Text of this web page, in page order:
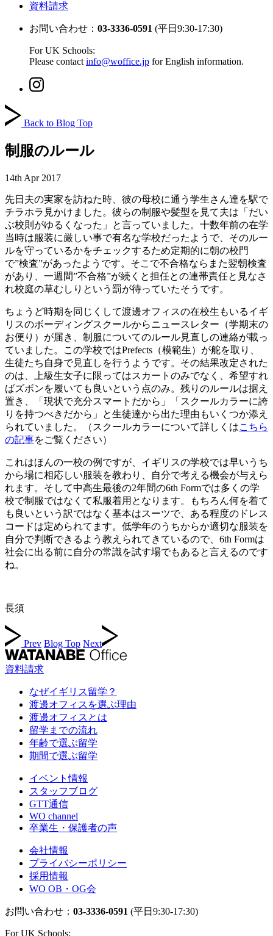
資料請求
お問い合わせ： 03-3336-0591 (平日9:30-17:30)
For UK Schools:
Please contact info@woffice.jp for English information.
Back to Blog Top
制服のルール
14th Apr 2017
先日夫の実家を訪ねた時、彼の母校に通う学生さん達を駅で
チラホラ見かけました。彼らの制服や髪型を見て夫は「だい
ぶ校則がゆるくなった」と言っていました。十数年前の在学
当時は服装に厳しい事で有名な学校だったようで、そのルー
ルを守っているかをチェックするため定期的に朝の校門
で”検査”があったようです。そこで不合格ならまた翌朝検査
があり、一週間”不合格”が続くと担任との連帯責任と見なさ
れ校庭の草むしりという罰が待っていたそうです。
ちょうど時期を同じくして渡邊オフィスの在校生もいるイギ
リスのボーディングスクールからニュースレター（学期末の
お便り）が届き、制服についてのルール見直しの連絡が載っ
ていました。この学校ではPrefects（模範生）が舵を取り、
生徒たち自身で見直しを行うようです。その結果改定された
のは、上級生女子に限ってはスカートのみでなく、希望すれ
ばズボンを履いても良いという点のみ。残りのルールは据え
置き、「現状で充分スマートだから」「スクールカラーに誇
りを持つべきだから」と生徒達から出た理由もいくつか添え
られていました。（スクールカラーについて詳しくはこちら
の記事をご覧ください）
これはほんの一校の例ですが、イギリスの学校では早いうち
から場に相応しい服装を教わり、自分で考える機会が与えら
れます。そして中高生最後の2年間の6th Formでは多くの学
校で制服ではなくて私服着用となります。もちろん何を着て
も良いという訳ではなく基本はスーツで、ある程度のドレス
コードは定められてます。低学年のうちからか適切な服装を
自分で判断できるよう教えられてきているので、6th Formは
社会に出る前に自分の常識を試す場でもあると言えるのです
ね。
長須
Prev Blog Top Next
資料請求
なぜイギリス留学？
渡邊オフィスを選ぶ理由
渡邊オフィスとは
留学までの流れ
年齢で選ぶ留学
期間で選ぶ留学
イベント情報
スタッフブログ
GTT通信
WO channel
卒業生・保護者の声
会社情報
プライバシーポリシー
採用情報
WO OB・OG会
お問い合わせ： 03-3336-0591 (平日9:30-17:30)
For UK Schools: